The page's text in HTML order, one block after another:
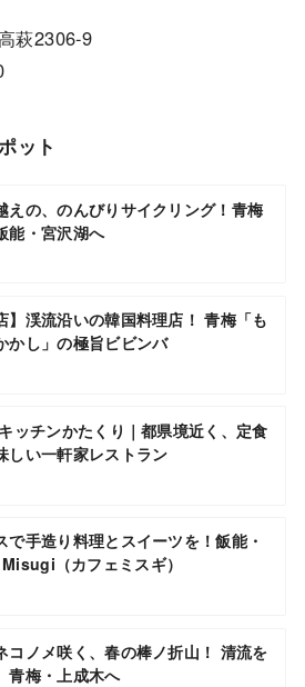
萩2306-9
ット
えの、のんびりサイクリング！青梅
能・宮沢湖へ
】渓流沿いの韓国料理店！ 青梅「も
かし」の極旨ビビンバ
ッチンかたくり｜都県境近く、定食
しい一軒家レストラン
で手造り料理とスイーツを！飯能・
（カフェミスギ）
コノメ咲く、春の棒ノ折山！ 清流を
青梅・上成木へ